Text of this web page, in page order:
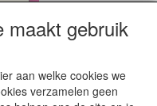
maakt gebruik
aan welke cookies we
verzamelen geen